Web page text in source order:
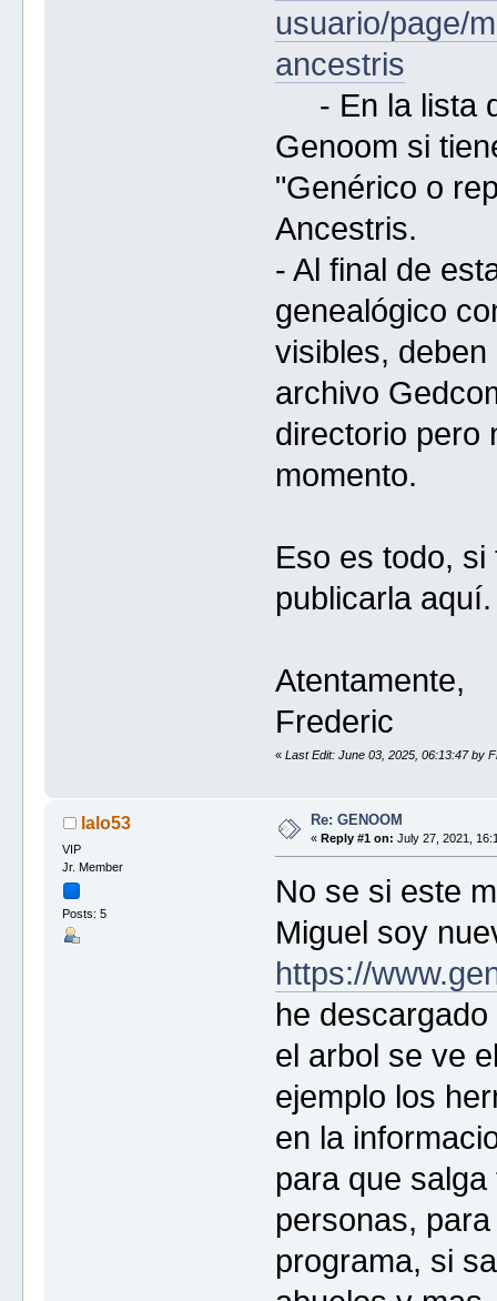
usuario/page/
ancestris
- En la lista
Genoom si
"Genérico o
Ancestris.
- Al final de
genealógico
visibles,
archivo
directorio pero
momento.
Eso es todo,
publicarla aquí.
Atentamente,
Frederic
« Last Edit: June 03, 2025, 06:13:47 by
lalo53
VIP
Jr. Member
Posts: 5
Re: GENOOM
« Reply #1 on: July 27, 2021,
No se si este
Miguel soy
https://
he
el arbol se ve
ejemplo los
en la
para que
personas,
programa, si